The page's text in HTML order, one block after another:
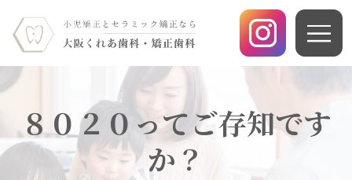
８０２０ってご存知です
か？